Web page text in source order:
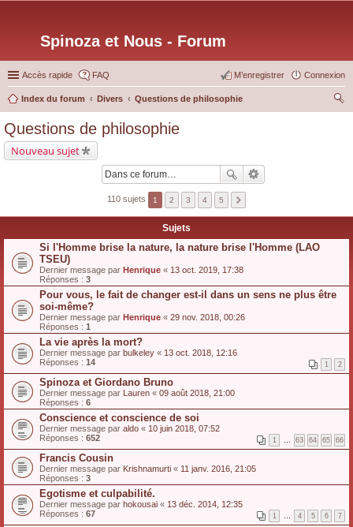
Spinoza et Nous - Forum
Accès rapide FAQ Connexion
M’enregistrer
Index du forum Divers
Questions de philosophie
Questions de philosophie
Nouveau sujet
110 sujets 1 2 3 4 5
Sujets
Si l'Homme brise la nature, la nature brise l'Homme (LAO
TSEU)
Dernier message par Henrique « 13 oct. 2019, 17:38
Réponses : 3
Pour vous, le fait de changer est-il dans un sens ne plus être
soi-même?
Dernier message par Henrique « 29 nov. 2018, 00:26
Réponses : 1
La vie après la mort?
Dernier message par bulkeley « 13 oct. 2018, 12:16
Réponses : 14 1 2
Spinoza et Giordano Bruno
Dernier message par Lauren « 09 août 2018, 21:00
Réponses : 6
Conscience et conscience de soi
Dernier message par aldo « 10 juin 2018, 07:52
Réponses : 652 1 … 63 64 65 66
Francis Cousin
Dernier message par Krishnamurti « 11 janv. 2016, 21:05
Réponses : 3
Egotisme et culpabilité.
Dernier message par hokousai « 13 déc. 2014, 12:35
Réponses : 67 1 … 4 5 6 7